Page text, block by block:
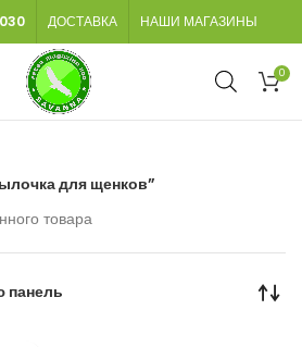
ДОСТАВКА НАШИ МАГАЗИНЫ
0
для щенков”
товара
панель